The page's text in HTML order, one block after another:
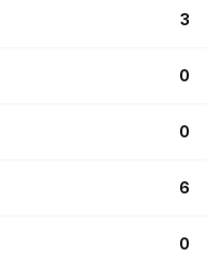
3
0
0
6
0